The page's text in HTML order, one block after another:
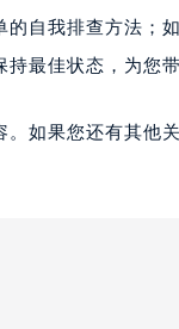
自我排查方法；
最佳状态，为您
。如果您还有其他